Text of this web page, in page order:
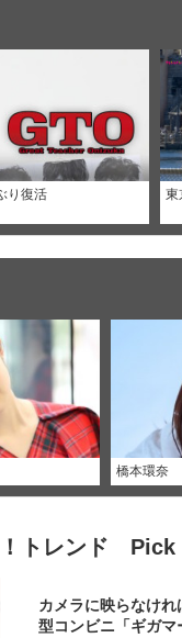
り復活 東
橋本環奈
！トレンド Pick
カメラに映らなけ
型コンビニ「ギガマ